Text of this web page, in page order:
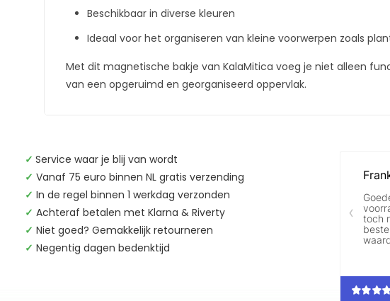
Beschikbaar in diverse kleuren
Ideaal voor het organiseren van kleine voorwerpen zoals
Met dit magnetische bakje van KalaMitica voeg je niet alleen
van een opgeruimd en georganiseerd oppervlak.
✓ Service waar je blij van wordt
✓ Vanaf 75 euro binnen NL gratis verzending
✓ In de regel binnen 1 werkdag verzonden
✓ Achteraf betalen met Klarna & Riverty
✓ Niet goed? Gemakkelijk retourneren
✓ Negentig dagen bedenktijd